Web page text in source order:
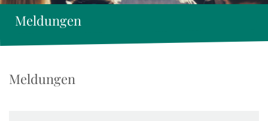
Meldungen
Meldungen